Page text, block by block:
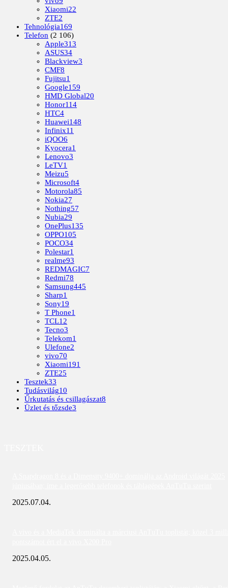
Xiaomi22
ZTE2
Tehnológia169
Telefon (2 106)
Apple313
ASUS34
Blackview3
CMF8
Fujitsu1
Google159
HMD Global20
Honor114
HTC4
Huawei148
Infinix11
iQOO6
Kyocera1
Lenovo3
LeTV1
Meizu5
Microsoft4
Motorola85
Nokia27
Nothing57
Nubia29
OnePlus135
OPPO105
POCO34
Polestar1
realme93
REDMAGIC7
Redmi78
Samsung445
Sharp1
Sony19
T Phone1
TCL12
Tecno3
Telekom1
Ulefone2
vivo70
Xiaomi191
ZTE25
Tesztek33
Tudásvilág10
Űrkutatás és csillagászat8
Üzlet és tőzsde3
2025.07.04.
2025.04.05.